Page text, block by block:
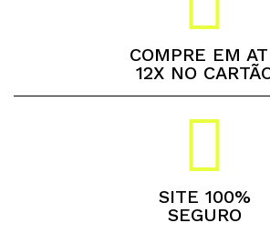
COMPRE EM
12X NO
SITE 100%
SEGURO